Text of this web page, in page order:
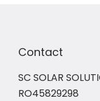
Contact
SC SOLAR
RO45829298